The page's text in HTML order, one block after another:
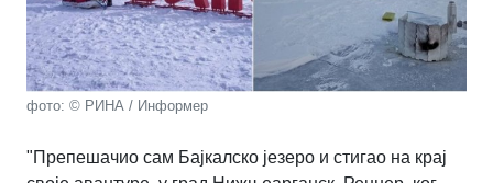
фото: © РИНА / Информер
"Препешачио сам Бајкалско језеро и стигао на крај